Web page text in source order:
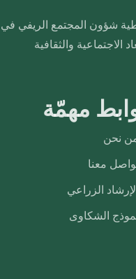
شؤون المجتمع الريفي في
والثقافية
مهمّة
نحن
معنا
الزراعي
الشكاوى